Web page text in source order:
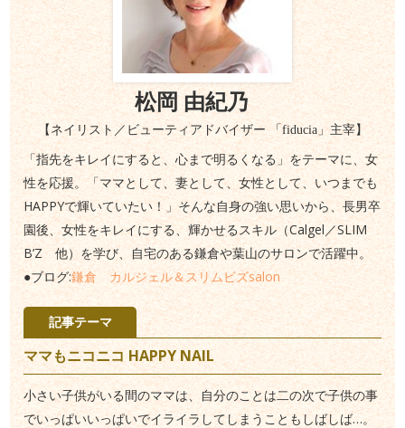
松岡 由紀乃
【ネイリスト／ビューティアドバイザー 「fiducia」主宰】
「指先をキレイにすると、心まで明るくなる」をテーマに、女
性を応援。「ママとして、妻として、女性として、いつまでも
HAPPYで輝いていたい！」そんな自身の強い思いから、長男卒
園後、女性をキレイにする、輝かせるスキル（Calgel／SLIM
B’Z 他）を学び、自宅のある鎌倉や葉山のサロンで活躍中。
●ブログ:鎌倉 カルジェル＆スリムビズsalon
記事テーマ
ママもニコニコ HAPPY NAIL
小さい子供がいる間のママは、自分のことは二の次で子供の事
でいっぱいいっぱいでイライラしてしまうこともしばしば…。